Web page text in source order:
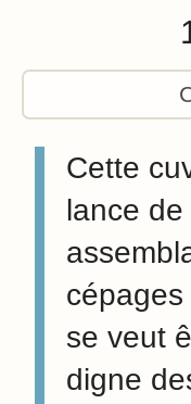
Cette
lance
se veut
digne